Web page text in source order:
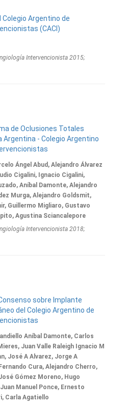
Argentino de
(CACI)
Intervencionista 2015;
de Oclusiones Totales
Argentina - Colegio Argentino
Ángel Abud, Alejandro Álvarez
Cigalini, Ignacio Cigalini,
Aníbal Damonte, Alejandro
Murga, Alejandro Goldsmit,
Guillermo Migliaro, Gustavo
Agustina Sciancalepore
Intervencionista 2018;
sobre Implante
del Colegio Argentino de
Aníbal Damonte, Carlos
Juan Valle Raleigh Ignacio M
José A Alvarez, Jorge A
Cura, Alejandro Cherro,
Gómez Moreno, Hugo
Manuel Ponce, Ernesto
Carla Agatiello